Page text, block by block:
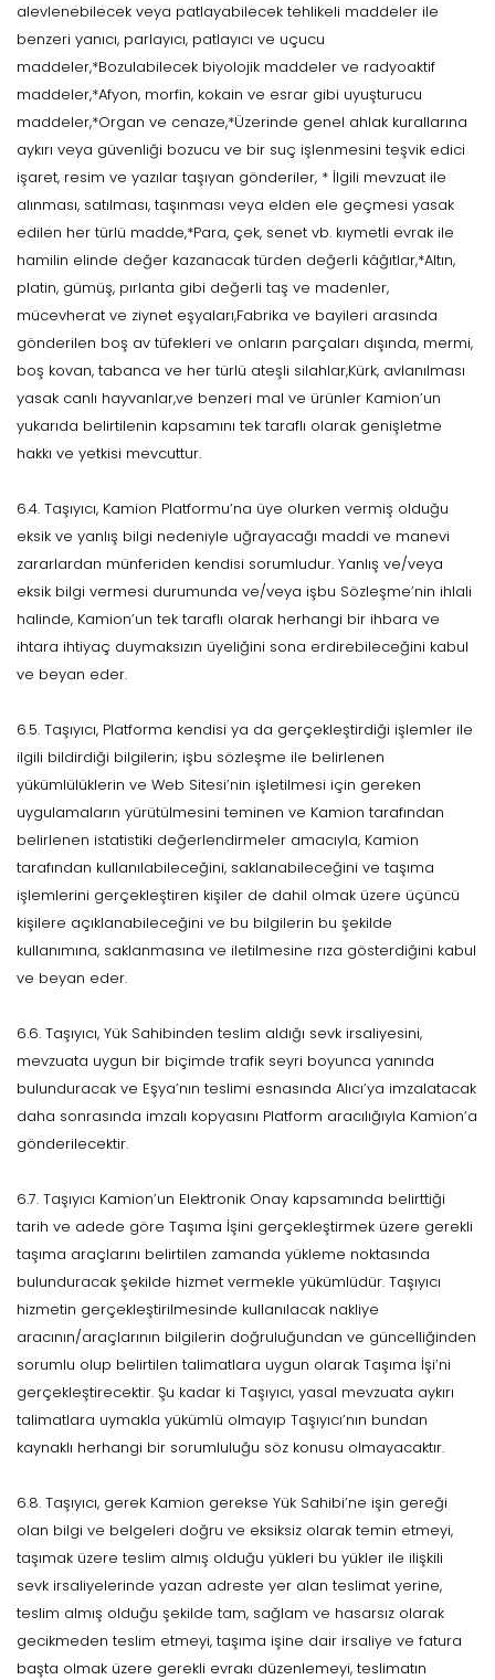
alevlenebilecek veya patlayabilecek tehlikeli maddeler ile
benzeri yanıcı, parlayıcı, patlayıcı ve uçucu
maddeler,*Bozulabilecek biyolojik maddeler ve radyoaktif
maddeler,*Afyon, morfin, kokain ve esrar gibi uyuşturucu
maddeler,*Organ ve cenaze,*Üzerinde genel ahlak kurallarına
aykırı veya güvenliği bozucu ve bir suç işlenmesini teşvik edici
işaret, resim ve yazılar taşıyan gönderiler, * İlgili mevzuat ile
alınması, satılması, taşınması veya elden ele geçmesi yasak
edilen her türlü madde,*Para, çek, senet vb. kıymetli evrak ile
hamilin elinde değer kazanacak türden değerli kâğıtlar,*Altın,
platin, gümüş, pırlanta gibi değerli taş ve madenler,
mücevherat ve ziynet eşyaları,Fabrika ve bayileri arasında
gönderilen boş av tüfekleri ve onların parçaları dışında, mermi,
boş kovan, tabanca ve her türlü ateşli silahlar,Kürk, avlanılması
yasak canlı hayvanlar,ve benzeri mal ve ürünler Kamion’un
yukarıda belirtilenin kapsamını tek taraflı olarak genişletme
hakkı ve yetkisi mevcuttur.
6.4. Taşıyıcı, Kamion Platformu’na üye olurken vermiş olduğu
eksik ve yanlış bilgi nedeniyle uğrayacağı maddi ve manevi
zararlardan münferiden kendisi sorumludur. Yanlış ve/veya
eksik bilgi vermesi durumunda ve/veya işbu Sözleşme’nin ihlali
halinde, Kamion’un tek taraflı olarak herhangi bir ihbara ve
ihtara ihtiyaç duymaksızın üyeliğini sona erdirebileceğini kabul
ve beyan eder.
6.5. Taşıyıcı, Platforma kendisi ya da gerçekleştirdiği işlemler ile
ilgili bildirdiği bilgilerin; işbu sözleşme ile belirlenen
yükümlülüklerin ve Web Sitesi’nin işletilmesi için gereken
uygulamaların yürütülmesini teminen ve Kamion tarafından
belirlenen istatistiki değerlendirmeler amacıyla, Kamion
tarafından kullanılabileceğini, saklanabileceğini ve taşıma
işlemlerini gerçekleştiren kişiler de dahil olmak üzere üçüncü
kişilere açıklanabileceğini ve bu bilgilerin bu şekilde
kullanımına, saklanmasına ve iletilmesine rıza gösterdiğini kabul
ve beyan eder.
6.6. Taşıyıcı, Yük Sahibinden teslim aldığı sevk irsaliyesini,
mevzuata uygun bir biçimde trafik seyri boyunca yanında
bulunduracak ve Eşya’nın teslimi esnasında Alıcı’ya imzalatacak
daha sonrasında imzalı kopyasını Platform aracılığıyla Kamion’a
gönderilecektir.
6.7. Taşıyıcı Kamion’un Elektronik Onay kapsamında belirttiği
tarih ve adede göre Taşıma İşini gerçekleştirmek üzere gerekli
taşıma araçlarını belirtilen zamanda yükleme noktasında
bulunduracak şekilde hizmet vermekle yükümlüdür. Taşıyıcı
hizmetin gerçekleştirilmesinde kullanılacak nakliye
aracının/araçlarının bilgilerin doğruluğundan ve güncelliğinden
sorumlu olup belirtilen talimatlara uygun olarak Taşıma İşi’ni
gerçekleştirecektir. Şu kadar ki Taşıyıcı, yasal mevzuata aykırı
talimatlara uymakla yükümlü olmayıp Taşıyıcı’nın bundan
kaynaklı herhangi bir sorumluluğu söz konusu olmayacaktır.
6.8. Taşıyıcı, gerek Kamion gerekse Yük Sahibi’ne işin gereği
olan bilgi ve belgeleri doğru ve eksiksiz olarak temin etmeyi,
taşımak üzere teslim almış olduğu yükleri bu yükler ile ilişkili
sevk irsaliyelerinde yazan adreste yer alan teslimat yerine,
teslim almış olduğu şekilde tam, sağlam ve hasarsız olarak
gecikmeden teslim etmeyi, taşıma işine dair irsaliye ve fatura
başta olmak üzere gerekli evrakı düzenlemeyi, teslimatın